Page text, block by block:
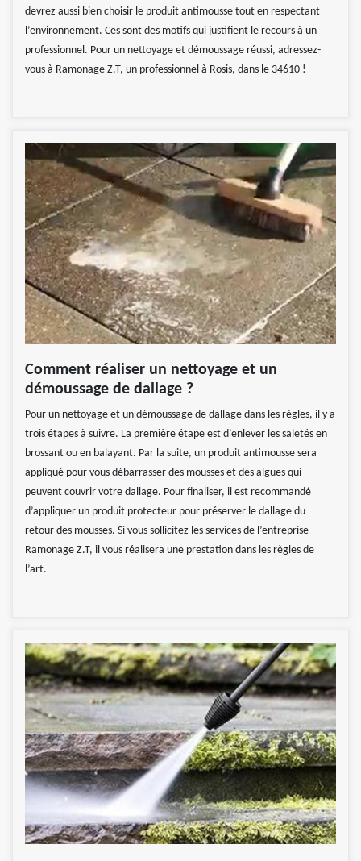
devrez aussi bien choisir le produit antimousse tout en respectant
l’environnement. Ces sont des motifs qui justifient le recours à un
professionnel. Pour un nettoyage et démoussage réussi, adressez-
vous à Ramonage Z.T, un professionnel à Rosis, dans le 34610 !
Comment réaliser un nettoyage et un
démoussage de dallage ?
Pour un nettoyage et un démoussage de dallage dans les règles, il y a
trois étapes à suivre. La première étape est d’enlever les saletés en
brossant ou en balayant. Par la suite, un produit antimousse sera
appliqué pour vous débarrasser des mousses et des algues qui
peuvent couvrir votre dallage. Pour finaliser, il est recommandé
d’appliquer un produit protecteur pour préserver le dallage du
retour des mousses. Si vous sollicitez les services de l’entreprise
Ramonage Z.T, il vous réalisera une prestation dans les règles de
l’art.